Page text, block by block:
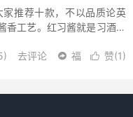
推荐十款，不以品质论英
香工艺。红习酱就是习酒最
 赞(1)
去评论  福